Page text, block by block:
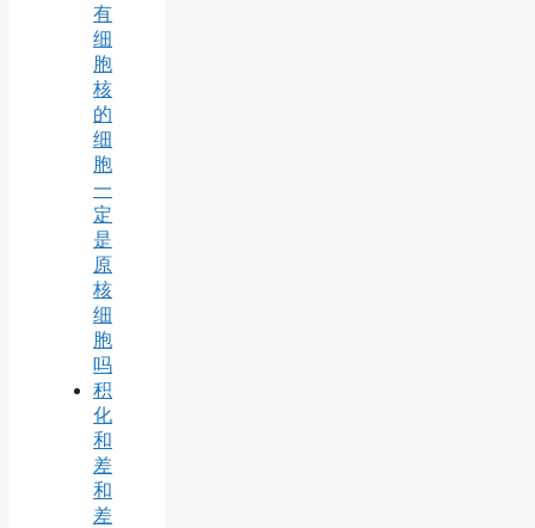
有
细
胞
核
的
细
胞
一
定
是
原
核
细
胞
吗
积
化
和
差
和
差